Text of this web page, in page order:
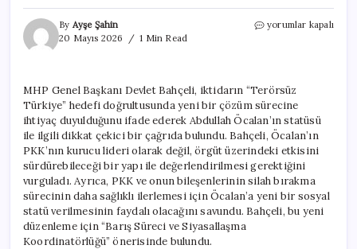
By Ayşe Şahin
20 Mayıs 2026
1 Min Read
AKP’li
İtirazı:
“Devlet
Yeterince
Kolaylık
Sağladı”
için
yorumlar kapalı
MHP Genel Başkanı Devlet Bahçeli, iktidarın “Terörsüz
Türkiye” hedefi doğrultusunda yeni bir çözüm sürecine
ihtiyaç duyulduğunu ifade ederek Abdullah Öcalan’ın statüsü
ile ilgili dikkat çekici bir çağrıda bulundu. Bahçeli, Öcalan’ın
PKK’nın kurucu lideri olarak değil, örgüt üzerindeki etkisini
sürdürebileceği bir yapı ile değerlendirilmesi gerektiğini
vurguladı. Ayrıca, PKK ve onun bileşenlerinin silah bırakma
sürecinin daha sağlıklı ilerlemesi için Öcalan’a yeni bir sosyal
statü verilmesinin faydalı olacağını savundu. Bahçeli, bu yeni
düzenleme için “Barış Süreci ve Siyasallaşma
Koordinatörlüğü” önerisinde bulundu.